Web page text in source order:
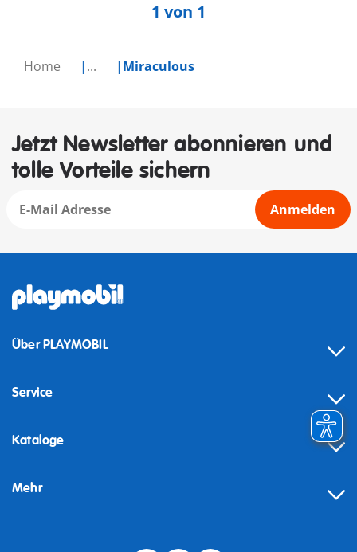
Home ... Miraculous
1 von 1
Jetzt Newsletter abonnieren und
tolle Vorteile sichern
Anmelden
Über PLAYMOBIL
Service
Kataloge
Mehr